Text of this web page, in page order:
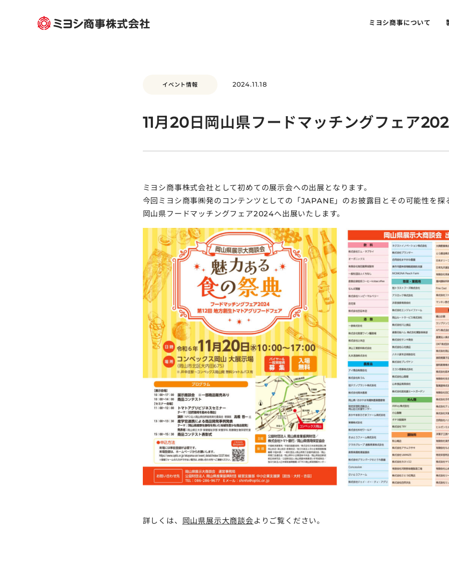
ミヨシ商事について
イベント情報 2024.11.18
11月20日岡山県フードマッチングフェア
ミヨシ商事株式会社として初めての展示会への出展となります。
今回ミヨシ商事㈱発のコンテンツとしての「JAPANE」のお披露目とその可能性を探
岡山県フードマッチングフェア2024へ出展いたします。
詳しくは、 岡山県展示大商談会よりご覧ください。